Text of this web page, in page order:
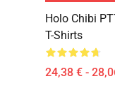
Holo Chibi
T-Shirts
24,38 € -